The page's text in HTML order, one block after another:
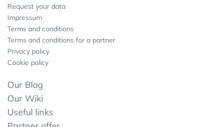
Request your data
Impressum
Terms and conditions
Terms and conditions for a partner
Privacy policy
Cookie policy
Our Blog
Our Wiki
Useful links